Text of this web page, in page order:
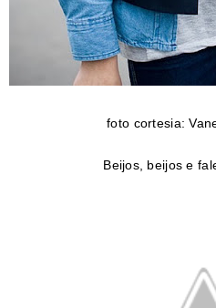
foto cortesia:
Beijos, beijos e